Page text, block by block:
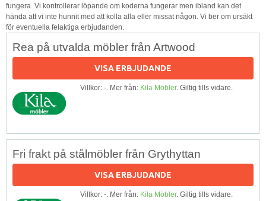
fungera. Vi kontrollerar löpande om koderna fungerar men ibland kan det
hända att vi inte hunnit med att kolla alla eller missat någon. Vi ber om ursäkt
för eventuella felaktiga erbjudanden.
Rea på utvalda möbler från Artwood
VISA ERBJUDANDE
Villkor: -. Mer från: Kila Möbler. Giltig tills vidare.
Fri frakt på stålmöbler från Grythyttan
VISA ERBJUDANDE
Villkor: -. Mer från: Kila Möbler. Giltig tills vidare.